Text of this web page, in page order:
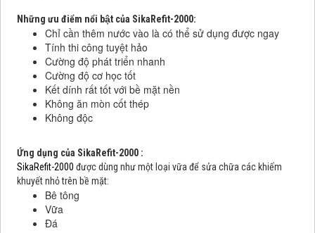
Những ưu điểm nổi bật của SikaRefit-2000:
Chỉ cần thêm nước vào là có thể sử dụng được ngay
Tính thi công tuyệt hảo
Cường độ phát triển nhanh
Cường độ cơ học tốt
Kết dính rất tốt với bề mặt nền
Không ăn mòn cốt thép
Không độc
Ứng dụng của SikaRefit-2000 :
SikaRefit-2000 được dùng như một loại vữa để sửa chữa các khiếm
khuyết nhỏ trên bề mặt:
Bê tông
Vữa
Đá